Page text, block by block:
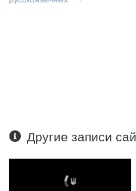
Другие записи